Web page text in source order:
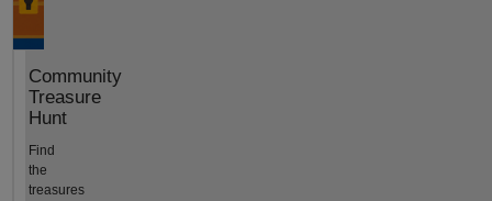
Community
Treasure
Hunt
Find
the
treasures